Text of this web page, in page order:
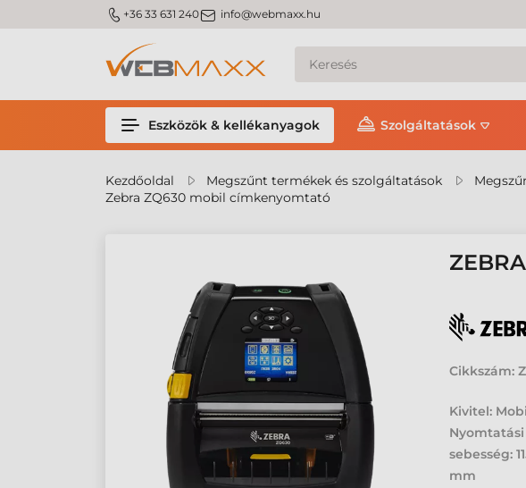
m_phone +36 33 631 240m_email info@webmaxx.hu
Eszközök & kellékanyagok Szolgáltatások
Kezdőoldal Megszűnt termékek és szolgáltatások
Zebra ZQ630 mobil címkenyomtató
Cikkszám:
Kivitel:
Nyomtatási
sebesség:
mm